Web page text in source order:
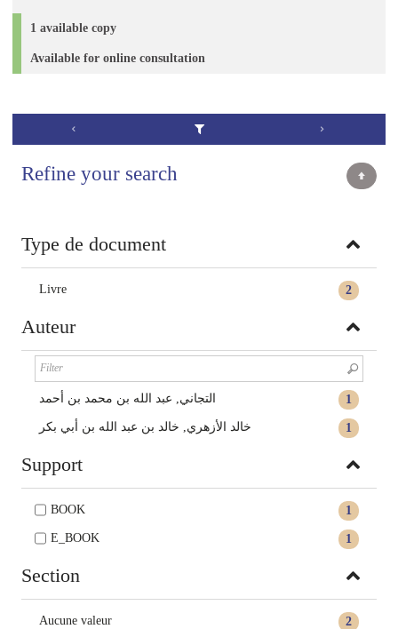
1 available copy
Available for online consultation
Refine your search
Type de document
2
Livre
Auteur
1 التجاني, عبد الله بن محمد بن أحمد
1 خالد الأزهري, خالد بن عبد الله بن أبي بكر
Support
1
BOOK
1
E_BOOK
Section
2
Aucune valeur